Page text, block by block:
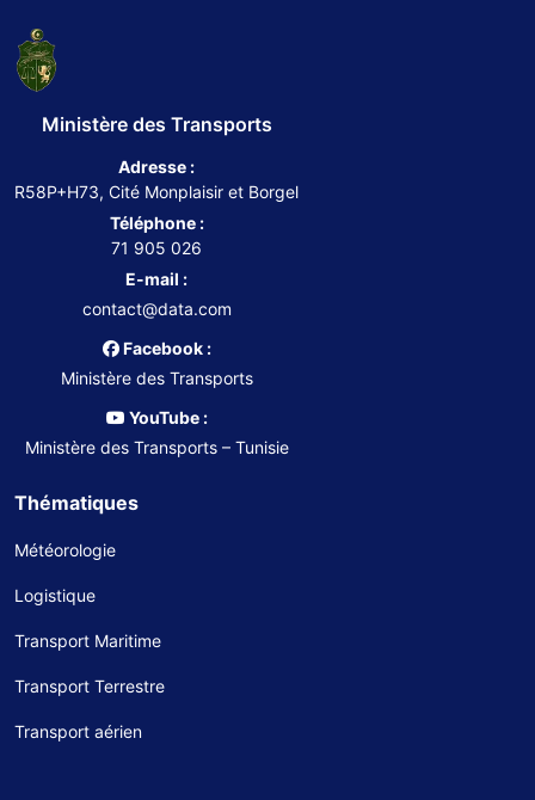
Ministère des Transports
Adresse :
R58P+H73, Cité Monplaisir et Borgel
Téléphone :
71 905 026
E-mail :
contact@data.com
Facebook :
Ministère des Transports
YouTube :
Ministère des Transports – Tunisie
Thématiques
Météorologie
Logistique
Transport Maritime
Transport Terrestre
Transport aérien